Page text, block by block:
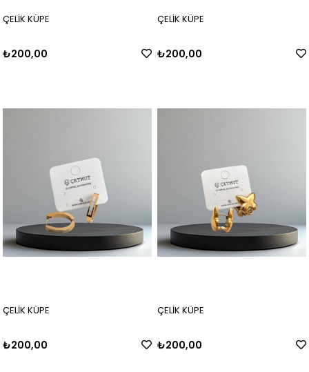
ÇELİK KÜPE
₺200,00
ÇELİK KÜPE
₺200,00
ÇELİK KÜPE
₺200,00
ÇELİK KÜPE
₺200,00